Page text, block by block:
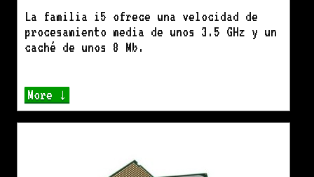
La familia i5 ofrece una velocidad de
procesamiento media de unos 3.5 GHz y un
caché de unos 8 Mb.
More ↓